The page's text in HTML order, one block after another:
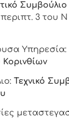
3 του Ν
Υπηρεσία:
Τεχνικό